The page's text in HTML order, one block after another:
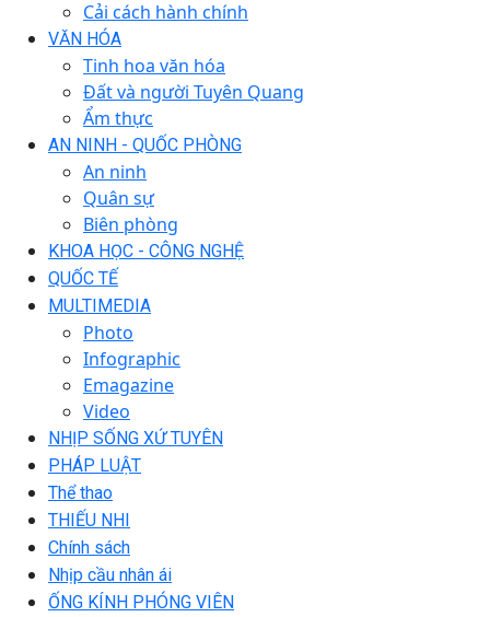
Cải cách hành chính
VĂN HÓA
Tinh hoa văn hóa
Đất và người Tuyên Quang
Ẩm thực
AN NINH - QUỐC PHÒNG
An ninh
Quân sự
Biên phòng
KHOA HỌC - CÔNG NGHỆ
QUỐC TẾ
MULTIMEDIA
Photo
Infographic
Emagazine
Video
NHỊP SỐNG XỨ TUYÊN
PHÁP LUẬT
Thể thao
THIẾU NHI
Chính sách
Nhịp cầu nhân ái
ỐNG KÍNH PHÓNG VIÊN